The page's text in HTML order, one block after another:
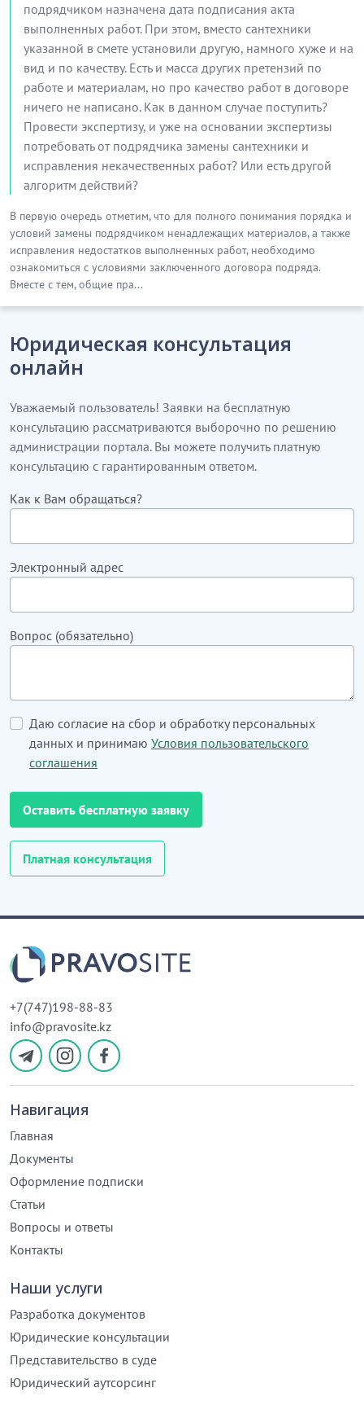
подрядчиком назначена дата подписания акта
выполненных работ. При этом, вместо сантехники
указанной в смете установили другую, намного хуже и на
вид и по качеству. Есть и масса других претензий по
работе и материалам, но про качество работ в договоре
ничего не написано. Как в данном случае поступить?
Провести экспертизу, и уже на основании экспертизы
потребовать от подрядчика замены сантехники и
исправления некачественных работ? Или есть другой
алгоритм действий?
В первую очередь отметим, что для полного понимания порядка и
условий замены подрядчиком ненадлежащих материалов, а также
исправления недостатков выполненных работ, необходимо
ознакомиться с условиями заключенного договора подряда.
Вместе с тем, общие пра...
Юридическая консультация
онлайн
Уважаемый пользователь! Заявки на бесплатную
консультацию рассматриваются выборочно по решению
администрации портала. Вы можете получить платную
консультацию с гарантированным ответом.
Как к Вам обращаться?
Электронный адрес
Вопрос (обязательно)
Даю согласие на сбор и обработку персональных
данных и принимаю Условия пользовательского
соглашения
Оставить бесплатную заявку
Платная консультация
+7(747)198-88-83
info@pravosite.kz
Навигация
Главная
Документы
Оформление подписки
Статьи
Вопросы и ответы
Контакты
Наши услуги
Разработка документов
Юридические консультации
Представительство в суде
Юридический аутсорсинг